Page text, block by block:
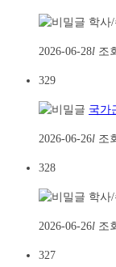
학사
2026-06-28l 조
329
국가
2026-06-26l 조
328
학사
2026-06-26l 조
327